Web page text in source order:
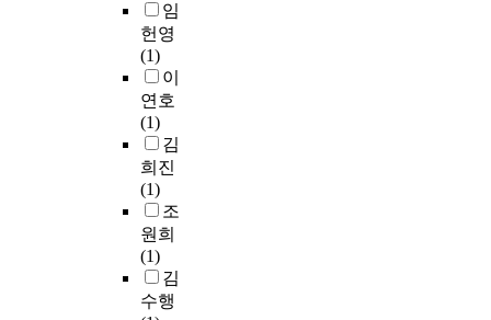
임
헌영
(1)
이
연호
(1)
김
희진
(1)
조
원희
(1)
김
수행